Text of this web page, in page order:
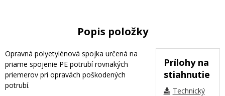
Popis položky
Prílohy na
stiahnutie
Technický
Opravná polyetylénová spojka určená na
priame spojenie PE potrubí rovnakých
priemerov pri opravách poškodených
potrubí.